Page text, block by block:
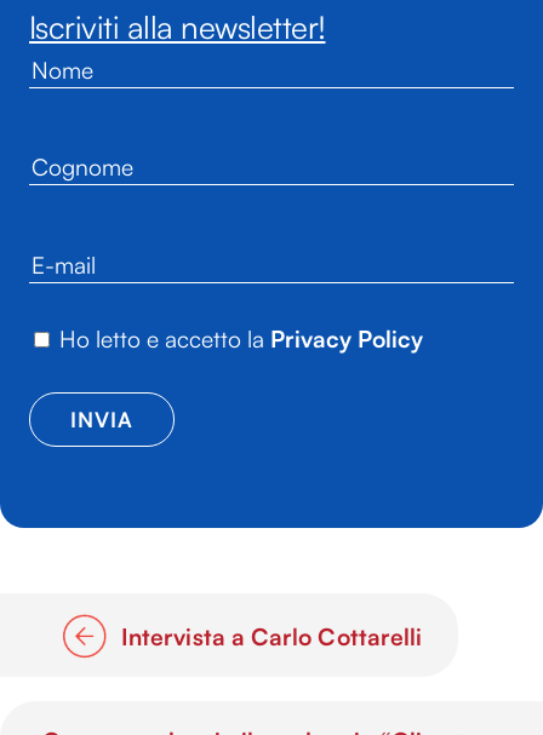
Iscriviti alla newsletter!
Ho letto e accetto la Privacy Policy
Intervista a Carlo Cottarelli